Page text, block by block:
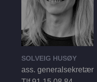
SOLVEIG HUSØY
ass. generalsekretær